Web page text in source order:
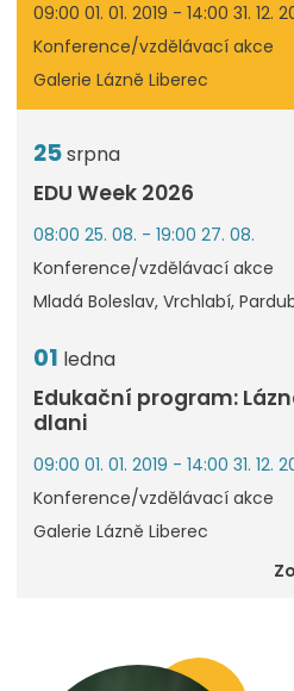
09:00 01. 01. 2019 - 14:00 31. 12.
Konference/vzdělávací akce
Galerie Lázně Liberec
25srpna
EDU Week 2026
08:00 25. 08. - 19:00 27. 08.
Konference/vzdělávací akce
Mladá Boleslav, Vrchlabí,
01 ledna
Edukační program:
dlani
09:00 01. 01. 2019 - 14:00 31. 12.
Konference/vzdělávací akce
Galerie Lázně Liberec